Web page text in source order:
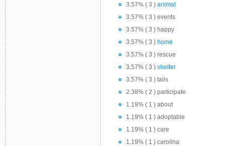
3.57% ( 3 ) animal
3.57% ( 3 ) events
3.57% ( 3 ) happy
3.57% ( 3 ) home
3.57% ( 3 ) rescue
3.57% ( 3 ) shelter
3.57% ( 3 ) tails
2.38% ( 2 ) participate
1.19% ( 1 ) about
1.19% ( 1 ) adoptable
1.19% ( 1 ) care
1.19% ( 1 ) carolina